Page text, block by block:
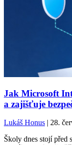
Jak Microsoft
a zajišťuje
Lukáš Honus | 28.
Školy dnes stojí před